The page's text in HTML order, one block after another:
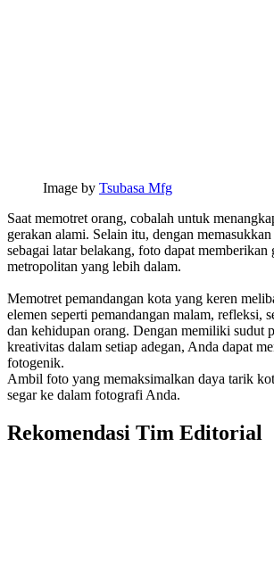
Image by Tsubasa Mfg
Saat memotret orang, cobalah untuk
gerakan alami. Selain itu, dengan
sebagai latar belakang, foto dapat memberikan
metropolitan yang lebih dalam.
Memotret pemandangan kota yang keren
elemen seperti pemandangan malam, refleksi,
dan kehidupan orang. Dengan memiliki sudut
kreativitas dalam setiap adegan, Anda dapat
fotogenik.
Ambil foto yang memaksimalkan daya tarik
segar ke dalam fotografi Anda.
Rekomendasi Tim Editorial